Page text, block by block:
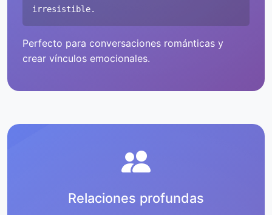
irresistible.
Perfecto para conversaciones románticas y
crear vínculos emocionales.
Relaciones profundas